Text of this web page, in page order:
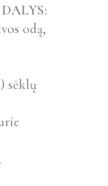
odą,
sėklų